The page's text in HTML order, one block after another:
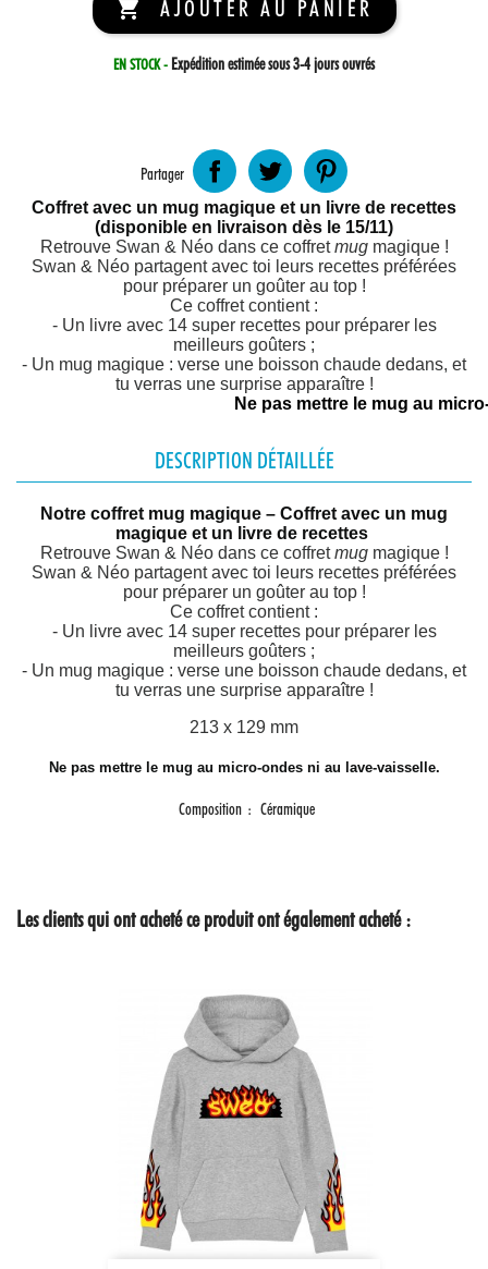
 AJOUTER AU PANIER
EN STOCK - Expédition estimée sous 3-4 jours ouvrés
Partager
Coffret avec un mug magique et un livre de recettes
(disponible en livraison dès le 15/11)
Retrouve Swan & Néo dans ce coffretmug magique !
Swan & Néo partagent avec toi leurs recettes préférées
pour préparer un goûter au top !
Ce coffret contient :
- Un livre avec 14 super recettes pour préparer les
meilleurs goûters ;
- Un mug magique : verse une boisson chaude dedans, et
tu verras une surprise apparaître !
Ne pas mettre le mug au
DESCRIPTION DÉTAILLÉE
Notre coffret mug magique – Coffret avec un mug
magique et un livre de recettes
Retrouve Swan & Néo dans ce coffretmug magique !
Swan & Néo partagent avec toi leurs recettes préférées
pour préparer un goûter au top !
Ce coffret contient :
- Un livre avec 14 super recettes pour préparer les
meilleurs goûters ;
- Un mug magique : verse une boisson chaude dedans, et
tu verras une surprise apparaître !
213 x 129 mm
Ne pas mettre le mug au micro-ondes ni au lave-vaisselle.
Composition Céramique
Les clients qui ont acheté ce produit ont également acheté :